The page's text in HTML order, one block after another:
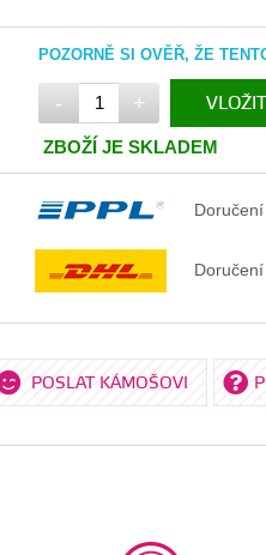
POZORNĚ SI OVĚŘ, ŽE
- +
ZBOŽÍ JE SKLADEM
Doručení
POSLAT KÁMOŠOVI